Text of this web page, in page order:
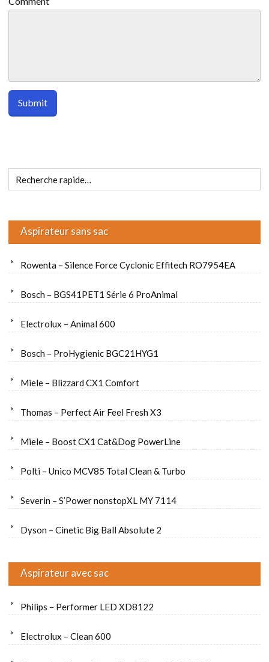
Aspirateur sans sac
Rowenta – Silence Force Cyclonic Effitech RO7954EA
Bosch – BGS41PET1 Série 6 ProAnimal
Electrolux – Animal 600
Bosch – ProHygienic BGC21HYG1
Miele – Blizzard CX1 Comfort
Thomas – Perfect Air Feel Fresh X3
Miele – Boost CX1 Cat&Dog PowerLine
Polti – Unico MCV85 Total Clean & Turbo
Severin – S’Power nonstopXL MY 7114
Dyson – Cinetic Big Ball Absolute 2
Aspirateur avec sac
Philips – Performer LED XD8122
Electrolux – Clean 600